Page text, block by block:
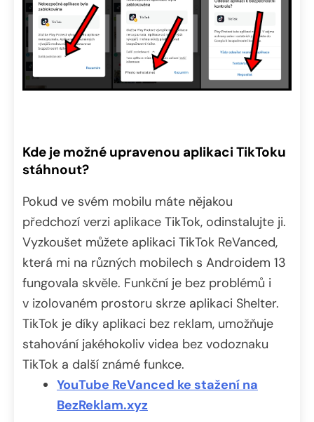
Kde je možné upravenou aplikaci TikToku
stáhnout?
Pokud ve svém mobilu máte nějakou
předchozí verzi aplikace TikTok, odinstalujte ji.
Vyzkoušet můžete aplikaci TikTok ReVanced,
která mi na různých mobilech s Androidem 13
fungovala skvěle. Funkční je bez problémů i
v izolovaném prostoru skrze aplikaci Shelter.
TikTok je díky aplikaci bez reklam, umožňuje
stahování jakéhokoliv videa bez vodoznaku
TikTok a další známé funkce.
YouTube ReVanced ke stažení na
BezReklam.xyz